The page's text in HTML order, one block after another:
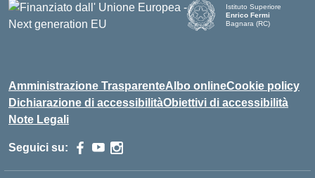
Istituto Superiore
Enrico Fermi
Bagnara (RC)
Amministrazione TrasparenteAlbo onlineCookie policy
Dichiarazione di accessibilitàObiettivi di accessibilità
Note Legali
Seguici su: